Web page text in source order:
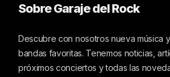
Sobre Garaje del Rock
Descubre con nosotros nueva música
bandas favoritas. Tenemos noticias,
próximos conciertos y todas las